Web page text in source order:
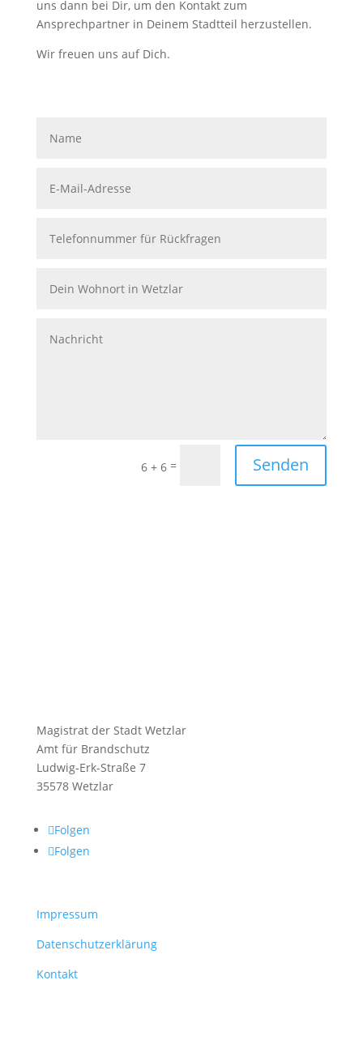
uns dann bei Dir, um den Kontakt zum
Ansprechpartner in Deinem Stadtteil herzustellen.
Wir freuen uns auf Dich.
6 + 6 = Senden
Magistrat der Stadt Wetzlar
Amt für Brandschutz
Ludwig-Erk-Straße 7
35578 Wetzlar
Folgen
Folgen
Impressum
Datenschutzerklärung
Kontakt